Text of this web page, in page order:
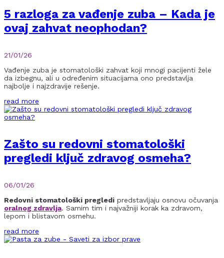
5 razloga za vađenje zuba – Kada je
ovaj zahvat neophodan?
21/01/26
Vađenje zuba je stomatološki zahvat koji mnogi pacijenti žele
da izbegnu, ali u određenim situacijama ono predstavlja
najbolje i najzdravije rešenje.
read more
Zašto su redovni stomatološki
pregledi ključ zdravog osmeha?
06/01/26
Redovni stomatološki pregledi predstavljaju osnovu očuvanja
oralnog zdravlja. Samim tim i najvažniji korak ka zdravom,
lepom i blistavom osmehu.
read more